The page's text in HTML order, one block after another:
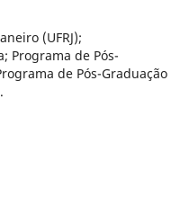
(UFRJ);
Programa de Pós-
de Pós-Graduação